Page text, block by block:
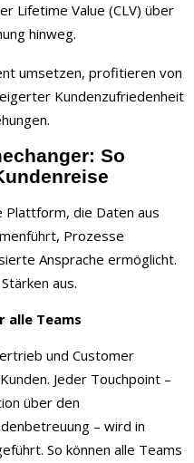
Lifetime Value (CLV) über
hinweg.
umsetzen, profitieren von
Kundenzufriedenheit
So
Plattform, die Daten aus
Prozesse
Ansprache ermöglicht.
aus.
alle Teams
und Customer
Jeder Touchpoint –
über den
– wird in
So können alle Teams